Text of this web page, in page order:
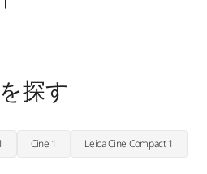
探す
Cine 1 Leica Cine Compact 1